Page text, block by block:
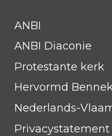
ANBI
ANBI Diaconie
Protestante kerk
Hervormd
Nederlands-
Privacystatement